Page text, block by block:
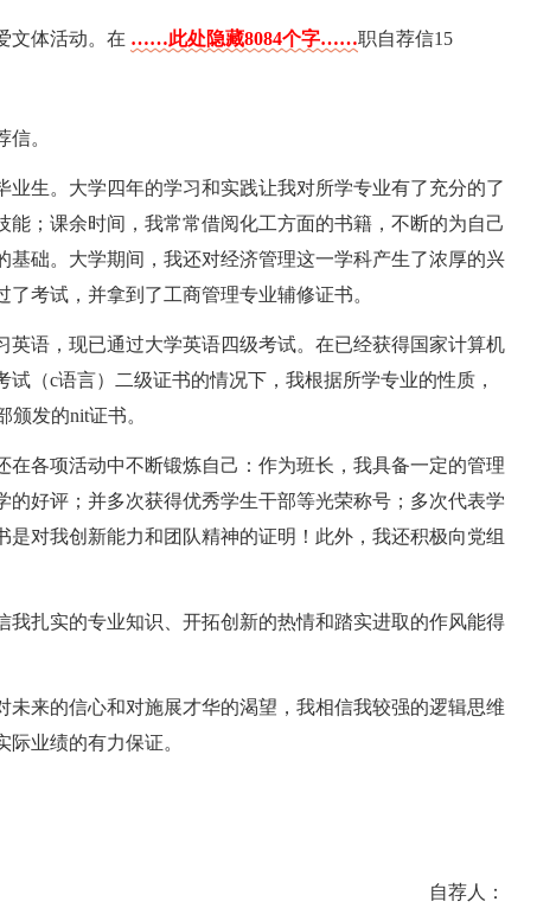
文体活动。在 ……此处隐藏8084个字……职自荐信15
。
业生。大学四年的学习和实践让我对所学专业有了充分的了
；课余时间，我常常借阅化工方面的书籍，不断的为自己
基础。大学期间，我还对经济管理这一学科产生了浓厚的兴
考试，并拿到了工商管理专业辅修证书。
英语，现已通过大学英语四级考试。在已经获得国家计算机
（c语言）二级证书的情况下，我根据所学专业的性质，
颁发的nit证书。
在各项活动中不断锻炼自己：作为班长，我具备一定的管理
好评；并多次获得优秀学生干部等光荣称号；多次代表学
对我创新能力和团队精神的证明！此外，我还积极向党组
我扎实的专业知识、开拓创新的热情和踏实进取的作风能得
未来的信心和对施展才华的渴望，我相信我较强的逻辑思维
业绩的有力保证。
自荐人：